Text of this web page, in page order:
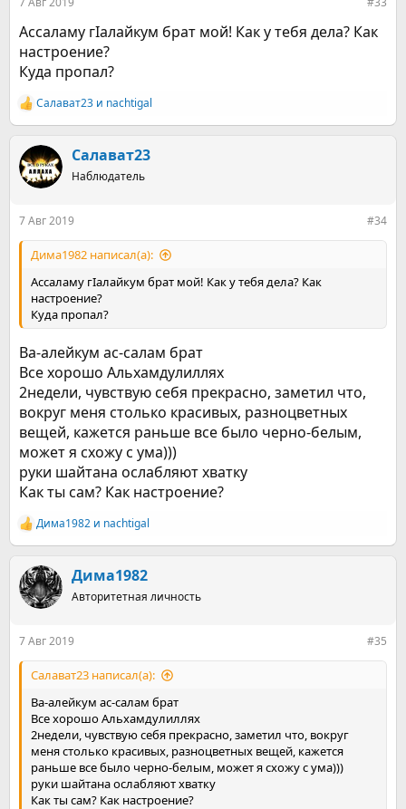
Ассаламу гӀалайкум брат мой! Как у тебя дела? Как
настроение?
Куда пропал?
Р
е
к
ц
и
Салават23 и nachtigal
Салават23
Наблюдатель
7 Авг 2019 #34
Дима1982 написал(а):
Ассаламу гӀалайкум брат мой! Как у тебя дела? Как
настроение?
Куда пропал?
Ва-алейкум ас-салам брат
Все хорошо Альхамдулиллях
2недели, чувствую себя прекрасно, заметил что,
вокруг меня столько красивых, разноцветных
вещей, кажется раньше все было черно-белым,
может я схожу с ума)))
руки шайтана ослабляют хватку
Как ты сам? Как настроение?
Р
е
к
ц
и
Дима1982 и nachtigal
Дима1982
Авторитетная личность
7 Авг 2019 #35
Салават23 написал(а):
Ва-алейкум ас-салам брат
Все хорошо Альхамдулиллях
2недели, чувствую себя прекрасно, заметил что, вокруг
меня столько красивых, разноцветных вещей, кажется
раньше все было черно-белым, может я схожу с ума)))
руки шайтана ослабляют хватку
Как ты сам? Как настроение?